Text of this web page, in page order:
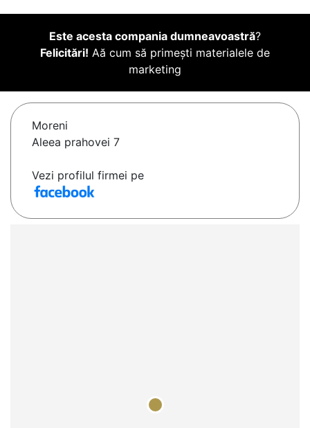
Este acesta compania dumneavoastră?
Felicitări! Aă cum să primești materialele de
marketing
Moreni
Aleea prahovei 7
Vezi profilul firmei pe